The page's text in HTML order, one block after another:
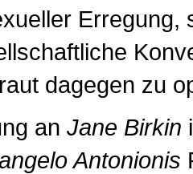
Erregung,
dagegen zu
an Jane Birkin
Antonionis